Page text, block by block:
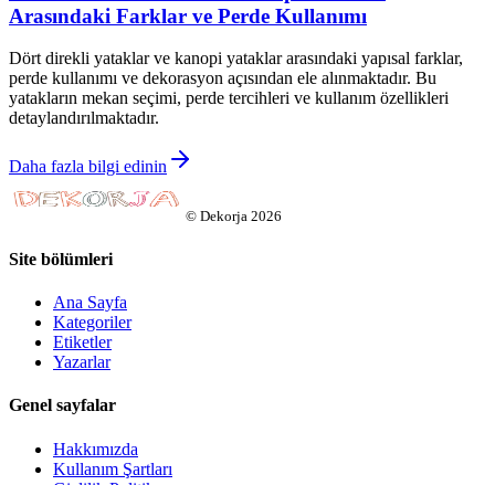
Arasındaki Farklar ve Perde Kullanımı
Dört direkli yataklar ve kanopi yataklar arasındaki yapısal farklar,
perde kullanımı ve dekorasyon açısından ele alınmaktadır. Bu
yatakların mekan seçimi, perde tercihleri ve kullanım özellikleri
detaylandırılmaktadır.
Daha fazla bilgi edinin
© Dekorja 2026
Site bölümleri
Ana Sayfa
Kategoriler
Etiketler
Yazarlar
Genel sayfalar
Hakkımızda
Kullanım Şartları